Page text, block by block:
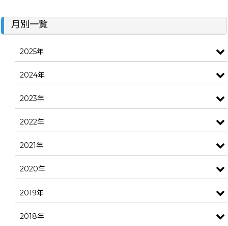
月別一覧
2025年
2024年
2023年
2022年
2021年
2020年
2019年
2018年